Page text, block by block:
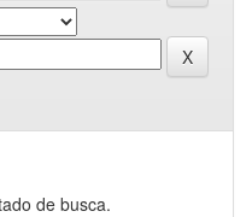
de busca.